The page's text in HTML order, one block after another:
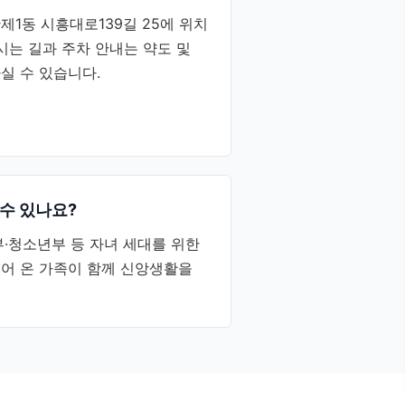
1동 시흥대로139길 25에 위치
는 길과 주차 안내는 약도 및
수 있습니다.
있나요?
청소년부 등 자녀 세대를 위한
온 가족이 함께 신앙생활을